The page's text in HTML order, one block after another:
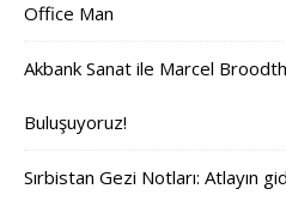
Office Man
Akbank Sanat ile Marcel
Buluşuyoruz!
Sırbistan Gezi Notları: Atlayın